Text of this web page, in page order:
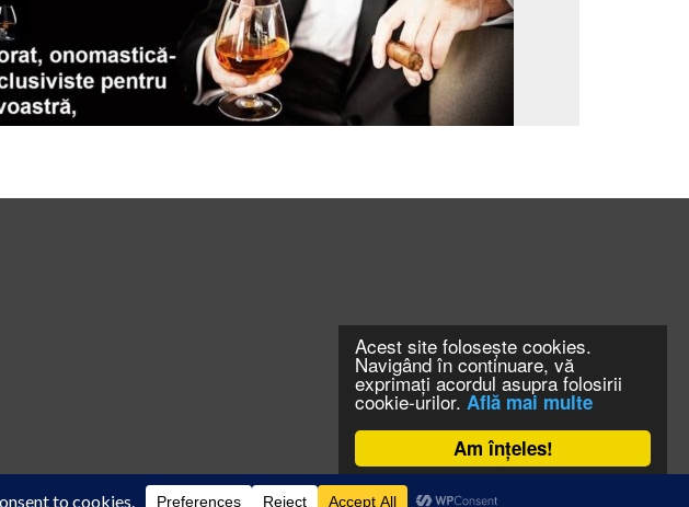
Am înțeles!
Acest site folosește cookies.
Navigând în continuare, vă
exprimați acordul asupra folosirii
cookie-urilor. Află mai multe
CONTACT CLAUS WEB DESIGN & HOSTING